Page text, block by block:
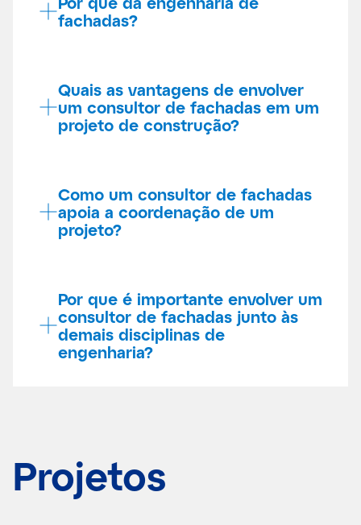
fachadas?
Quais as vantagens de envolver
um consultor de fachadas em um
projeto de construção?
Como um consultor de fachadas
apoia a coordenação de um
projeto?
Por que é importante envolver um
consultor de fachadas junto às
demais disciplinas de
engenharia?
Projetos